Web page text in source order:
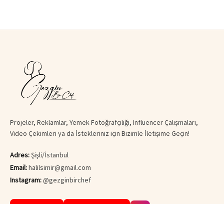
Projeler, Reklamlar, Yemek Fotoğrafçılığı, Influencer Çalışmaları,
Video Çekimleri ya da İstekleriniz için Bizimle İletişime Geçin!
Adres:Şişli/İstanbul
Email:halilsimir@gmail.com
Instagram:@gezginbirchef